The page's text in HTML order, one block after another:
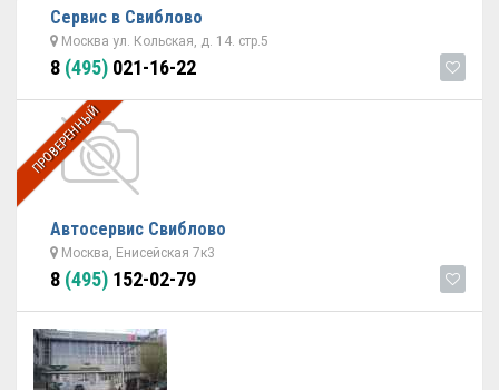
Сервис в Свиблово
Москва ул. Кольская, д. 14. стр.5
8 (495) 021-16-22
ПРОВЕРЕННЫЙ
Автосервис Свиблово
Москва, Енисейская 7к3
8 (495) 152-02-79